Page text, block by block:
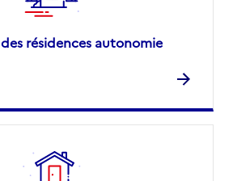
résidences autonomie